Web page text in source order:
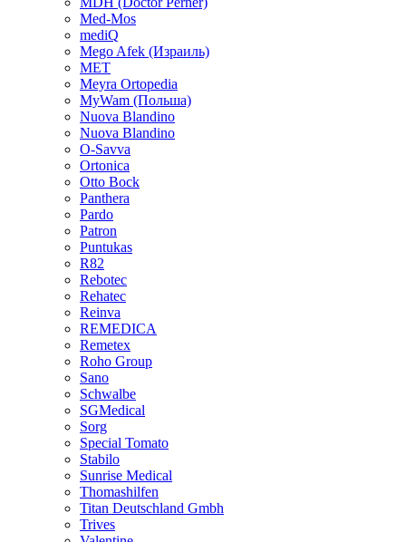
Med-Mos
mediQ
Mego Afek (Израиль)
MET
Meyra Ortopedia
MyWam (Польша)
Nuova Blandino
Nuova Blandino
O-Savva
Ortonica
Otto Bock
Panthera
Pardo
Patron
Puntukas
R82
Rebotec
Rehatec
Reinva
REMEDICA
Remetex
Roho Group
Sano
Schwalbe
SGMedical
Sorg
Special Tomato
Stabilo
Sunrise Medical
Thomashilfen
Titan Deutschland Gmbh
Trives